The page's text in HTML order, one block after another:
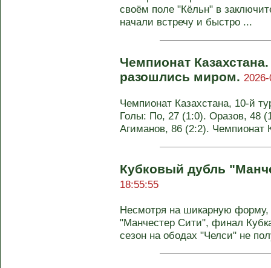
своём поле "Кёльн" в
начали встречу и быстро ...
Чемпионат
разошлись миром.
Чемпионат Казахстана, 10-й
Голы: По, 27 (1:0). Оразов, 48
Агиманов, 86 (2:2). Чемпионат
Кубковый дубль
18:55:55
Несмотря на шикарную
"Манчестер Сити", финал
сезон на ободах "Челси" не